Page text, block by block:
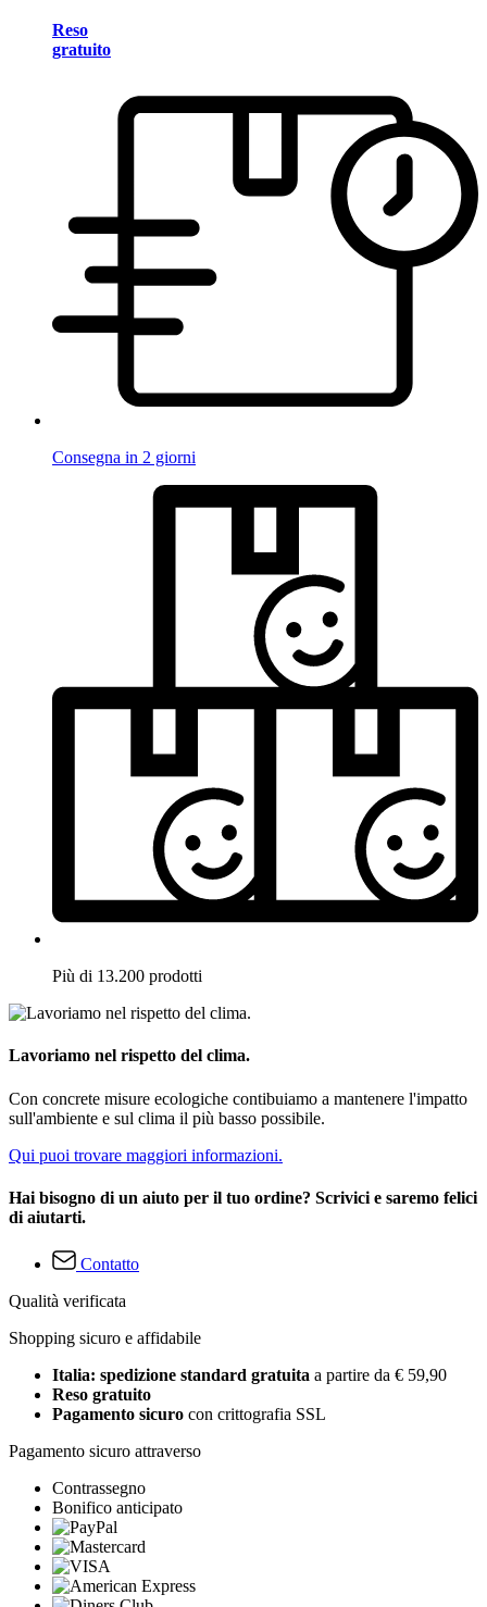
Reso
gratuito
Consegna in 2 giorni
Più di 13.200 prodotti
Lavoriamo nel rispetto del clima.
Con concrete misure ecologiche contibuiamo a mantenere l'impatto
sull'ambiente e sul clima il più basso possibile.
Qui puoi trovare maggiori informazioni.
Hai bisogno di un aiuto per il tuo ordine? Scrivici e saremo felici
di aiutarti.
Contatto
Qualità verificata
Shopping sicuro e affidabile
Italia: spedizione standard gratuita a partire da € 59,90
Reso gratuito
Pagamento sicuro con crittografia SSL
Pagamento sicuro attraverso
Contrassegno
Bonifico anticipato